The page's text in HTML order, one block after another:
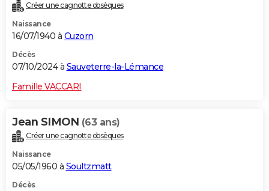
Créer une cagnotte obsèques
Naissance
16/07/1940 à Cuzorn
Décès
07/10/2024 à Sauveterre-la-Lémance
Famille VACCARI
Jean SIMON (63 ans)
Créer une cagnotte obsèques
Naissance
05/05/1960 à Soultzmatt
Décès